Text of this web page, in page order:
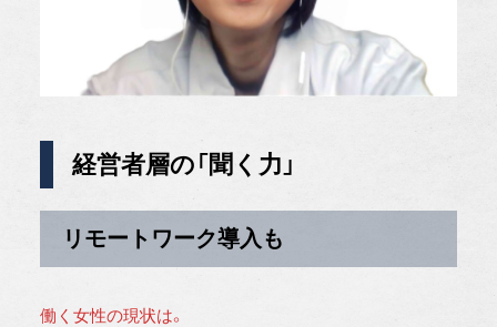
経営者層の「聞く力」
リモートワーク導入も
働く女性の現状は。